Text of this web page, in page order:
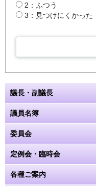
2：ふつう
3：見つけにくかった
議長・副議長
議員名簿
委員会
定例会・臨時会
各種ご案内